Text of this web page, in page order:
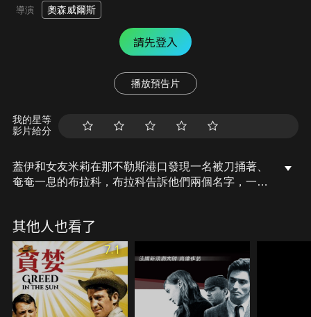
導演 奧森威爾斯
請先登入
播放預告片
我的星等
影片給分
蓋伊和女友米莉在那不勒斯港口發現一名被刀捅著、
奄奄一息的布拉科，布拉科告訴他們兩個名字，一個
對，蓋伊與米莉分別想盡辦法接近他...蓋伊透過認識
阿卡丁女兒而見到他，阿卡丁聲稱他在1927年之前的
事，全不知道，因此雇用蓋伊幫他調查，循著線索的
兩人竟發現阿卡丁背後天大秘密!
其他人也看了
7.1